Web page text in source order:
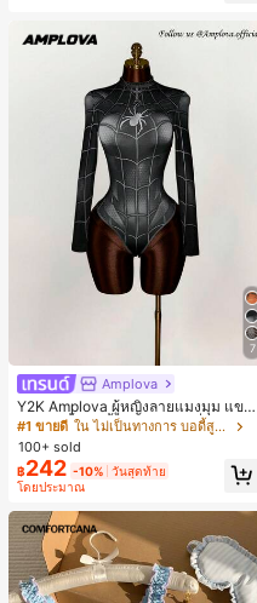
7
Amplova
Y2K Amplova ผู้หญิงลายแมงมุม แขน
ยาว คอตั้ง บอดี้สูท, สไตล์แฟชั่นดาร์ก
บอดี้สูทผู้หญิง บอดี้สูทฮาโลวีน บอดี้สูท
ลายใยแมงมุม
#1 ขายดี
ใน ไม่เป็นทางการ บอดี้สูทผู้หญิง
100+ sold
฿242 -10% วันสุดท้าย
โดยประมาณ